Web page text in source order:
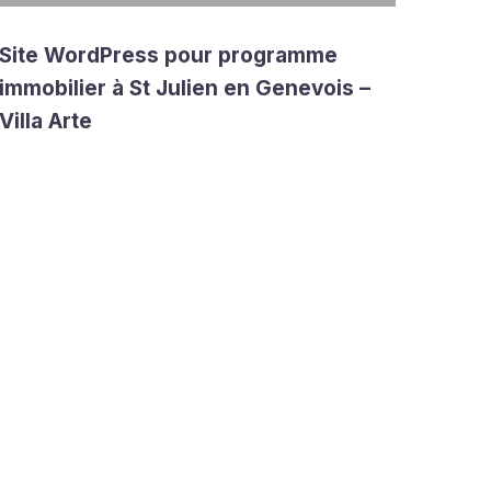
Site WordPress pour programme
immobilier à St Julien en Genevois –
Villa Arte